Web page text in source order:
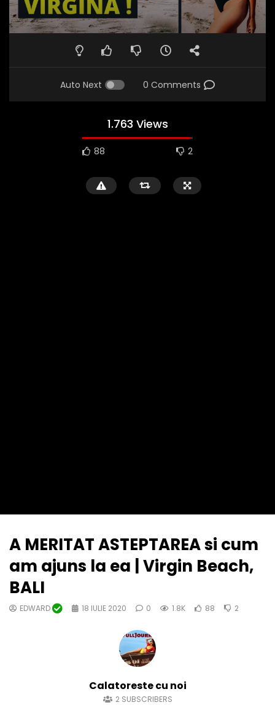
Auto Next 0 Comments
1.763 Views
88 2
A MERITAT ASTEPTAREA si cum
am ajuns la ea | Virgin Beach,
BALI
EDWARD 18 IULIE 2020 0 1.8K 88 2
Calatoreste cu noi
2 SUBSCRIBERS